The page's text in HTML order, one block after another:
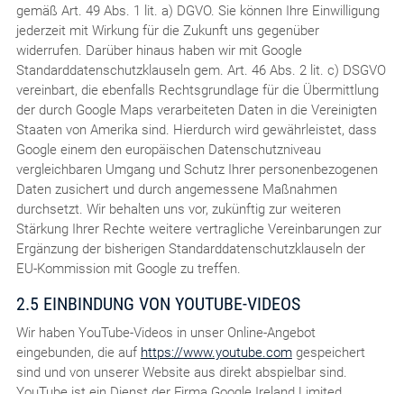
gemäß Art. 49 Abs. 1 lit. a) DGVO. Sie können Ihre Einwilligung
jederzeit mit Wirkung für die Zukunft uns gegenüber
widerrufen. Darüber hinaus haben wir mit Google
Standarddatenschutzklauseln gem. Art. 46 Abs. 2 lit. c) DSGVO
vereinbart, die ebenfalls Rechtsgrundlage für die Übermittlung
der durch Google Maps verarbeiteten Daten in die Vereinigten
Staaten von Amerika sind. Hierdurch wird gewährleistet, dass
Google einem den europäischen Datenschutzniveau
vergleichbaren Umgang und Schutz Ihrer personenbezogenen
Daten zusichert und durch angemessene Maßnahmen
durchsetzt. Wir behalten uns vor, zukünftig zur weiteren
Stärkung Ihrer Rechte weitere vertragliche Vereinbarungen zur
Ergänzung der bisherigen Standarddatenschutzklauseln der
EU-Kommission mit Google zu treffen.
2.5 EINBINDUNG VON YOUTUBE-VIDEOS
Wir haben YouTube-Videos in unser Online-Angebot
eingebunden, die auf https://www.youtube.comgespeichert
sind und von unserer Website aus direkt abspielbar sind.